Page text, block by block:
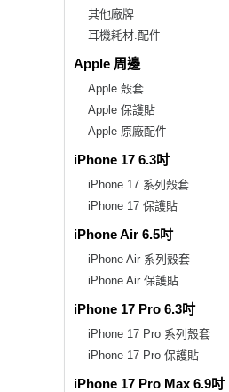
其他廠牌
耳機耗材.配件
Apple 周邊
Apple 殼套
Apple 保護貼
Apple 原廠配件
iPhone 17 6.3吋
iPhone 17 系列殼套
iPhone 17 保護貼
iPhone Air 6.5吋
iPhone Air 系列殼套
iPhone Air 保護貼
iPhone 17 Pro 6.3吋
iPhone 17 Pro 系列殼套
iPhone 17 Pro 保護貼
iPhone 17 Pro Max 6.9吋